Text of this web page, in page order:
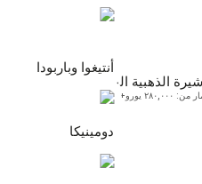
ابتداءً من $230,000
ابتداءً من $200,000
الذهبية البرتغالية
٢٨٠,٠٠٠ يورو+
أنتيغوا وباربودا
دومينيكا